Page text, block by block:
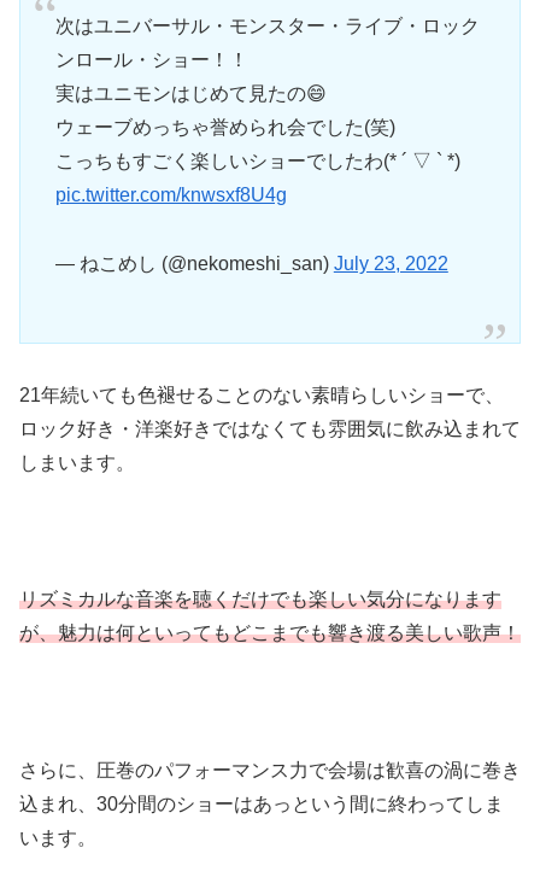
次はユニバーサル・モンスター・ライブ・ロック
ンロール・ショー！！
実はユニモンはじめて見たの😄
ウェーブめっちゃ誉められ会でした(笑)
こっちもすごく楽しいショーでしたわ(* ´ ▽ ` *)
pic.twitter.com/knwsxf8U4g
— ねこめし (@nekomeshi_san) July 23, 2022
21年続いても色褪せることのない素晴らしいショーで、
ロック好き・洋楽好きではなくても雰囲気に飲み込まれて
しまいます。
リズミカルな音楽を聴くだけでも楽しい気分になります
が、魅力は何といってもどこまでも響き渡る美しい歌声！
さらに、圧巻のパフォーマンス力で会場は歓喜の渦に巻き
込まれ、30分間のショーはあっという間に終わってしま
います。